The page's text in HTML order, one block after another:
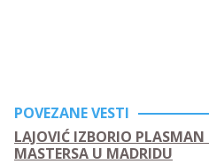
POVEZANE VESTI
LAJOVIĆ IZBORIO PLASMAN
MASTERSA U MADRIDU